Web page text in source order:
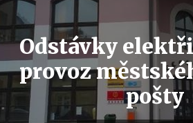
Odstávky
provoz
pošty